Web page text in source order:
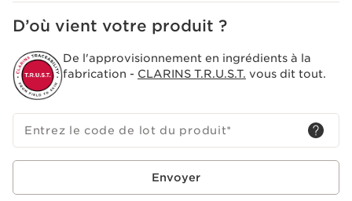
D’où vient votre produit ?
De l'approvisionnement en ingrédients à la
fabrication - CLARINS T.R.U.S.T. vous dit tout.
Entrez le code de lot du produit*
Envoyer